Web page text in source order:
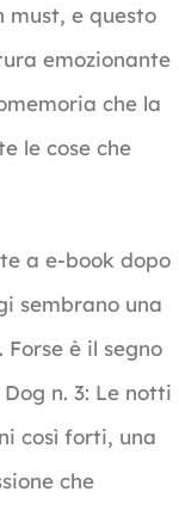
must, e questo
emozionante
che la
le cose che
a e-book dopo
sembrano una
è il segno
n. 3: Le notti
così forti, una
che